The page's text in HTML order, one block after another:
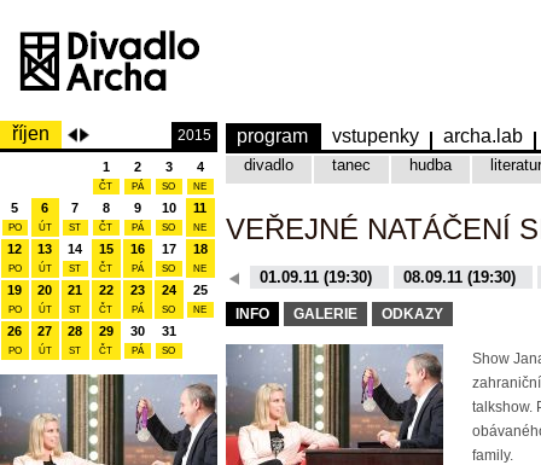
říjen 2015
1
ČT
2
PÁ
3
SO
4
NE
5
PO
6
ÚT
7
ST
8
ČT
9
PÁ
10
SO
11
NE
12
PO
13
ÚT
14
ST
15
ČT
16
PÁ
17
SO
18
NE
19
PO
20
ÚT
21
ST
22
ČT
23
PÁ
24
SO
25
NE
26
PO
27
ÚT
28
ST
29
ČT
30
PÁ
31
SO
program vstupenky archa.lab
divadlo tanec hudba
VEŘEJNÉ NATÁČENÍ
08.12.15 (19:30) 01.09.11 (19:30)
08.09.11 (19:30)
10.11.15 (19:30)
16.11.15 (19:30)
INFO GALERIE ODKAZY
Show
talkshow.
family.